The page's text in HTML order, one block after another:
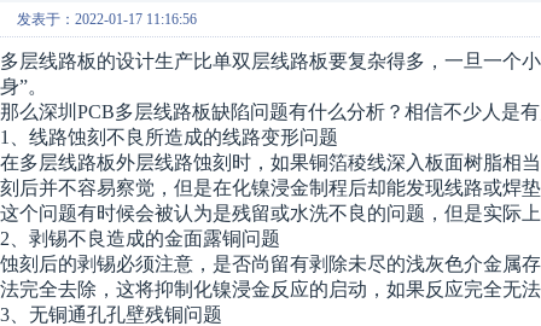
发表于：2022-01-17 11:16:56
多层线路板的设计生产比单双层线路板要复杂得多，一旦一个
身”。
那么深圳PCB多层线路板缺陷问题有什么分析？相信不少人是
1、线路蚀刻不良所造成的线路变形问题
在多层线路板外层线路蚀刻时，如果铜箔稜线深入板面树脂相
刻后并不容易察觉，但是在化镍浸金制程后却能发现线路或焊
这个问题有时候会被认为是残留或水洗不良的问题，但是实际
2、剥锡不良造成的金面露铜问题
蚀刻后的剥锡必须注意，是否尚留有剥除未尽的浅灰色介金属
法完全去除，这将抑制化镍浸金反应的启动，如果反应完全无
3、无铜通孔孔壁残铜问题